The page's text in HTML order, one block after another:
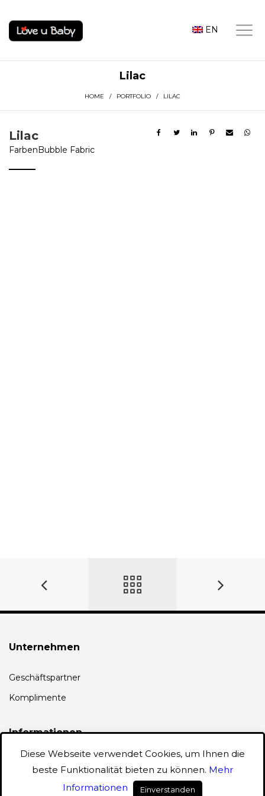
EN
Lilac
HOME / PORTFOLIO / LILAC
Lilac
FarbenBubble Fabric
Unternehmen
Geschäftspartner
Komplimente
Informationen
Diese Webseite verwendet Cookies, um Ihnen die
beste Funktionalität bieten zu können. Mehr
Informationen
Einverstanden